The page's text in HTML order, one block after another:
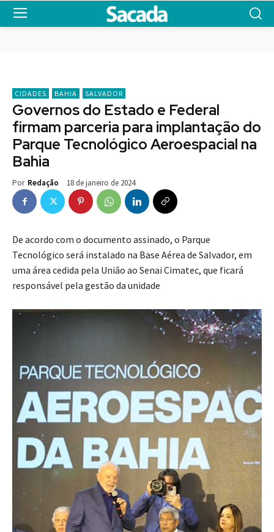
CIDADES BAHIA SALVADOR
Governos do Estado e Federal
firmam parceria para implantação do
Parque Tecnológico Aeroespacial na
Bahia
Por Redação 18 de janeiro de 2024
De acordo com o documento assinado, o Parque
Tecnológico será instalado na Base Aérea de Salvador, em
uma área cedida pela União ao Senai Cimatec, que ficará
responsável pela gestão da unidade